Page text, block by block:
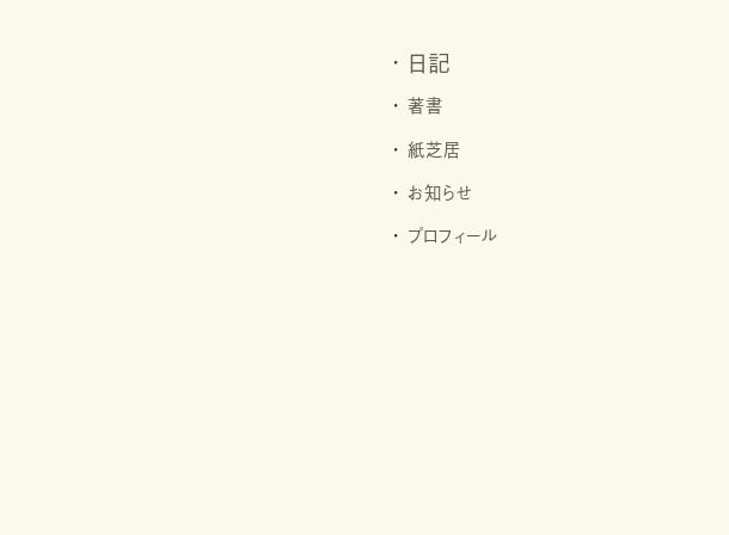
日記
著書
紙芝居
お知らせ
プロフィール